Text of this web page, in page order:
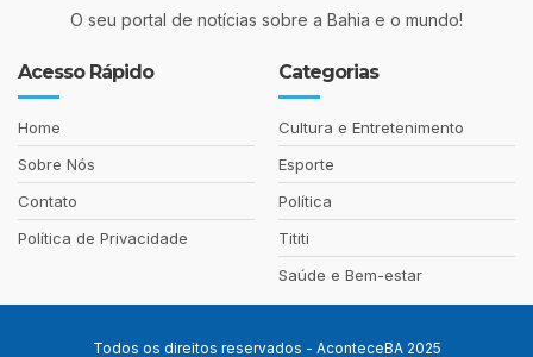
O seu portal de notícias sobre a Bahia e o mundo!
Acesso Rápido
Home
Sobre Nós
Contato
Política de Privacidade
Categorias
Cultura e Entretenimento
Esporte
Política
Tititi
Saúde e Bem-estar
Todos os direitos reservados - AconteceBA 2025